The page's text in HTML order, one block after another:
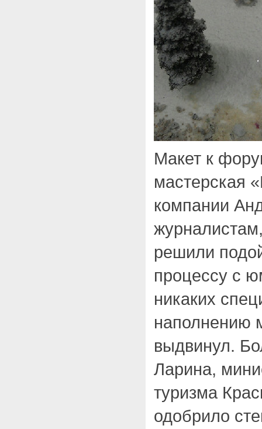
Макет к
мастерская
компании
решили
процессу с
никаких
наполнению
выдвинул.
Ларина,
туризма
одобрило